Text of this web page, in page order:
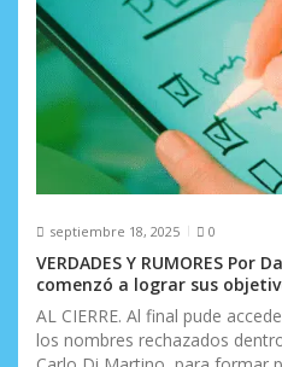
septiembre 18, 2025 0
VERDADES Y RUMORES Por
comenzó a lograr sus
AL CIERRE. Al final pude
los nombres rechazados